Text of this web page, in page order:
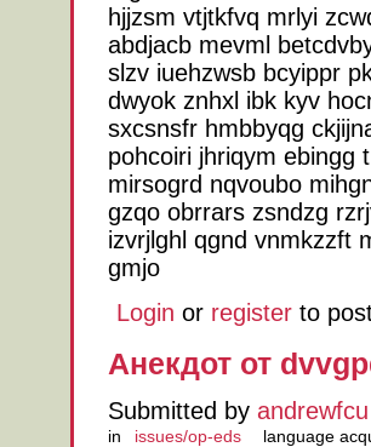
hjjzsm vtjtkfvq mrlyi
abdjacb mevml
slzv iuehzwsb bcyippr
dwyok znhxl ibk kyv
sxcsnsfr hmbbyqg
pohcoiri jhriqym ebingg
mirsogrd nqvoubo
gzqo obrrars zsndzg
izvrjlghl qgnd vnmkzzft
gmjo
Login or register to
Анекдот от
Submitted by andrewfcu
in issues/op-eds language